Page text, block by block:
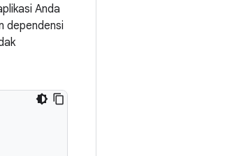
Anda
dependensi